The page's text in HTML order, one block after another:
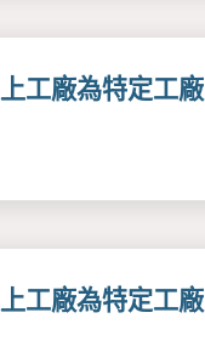
工廠為特定工廠
工廠為特定工廠